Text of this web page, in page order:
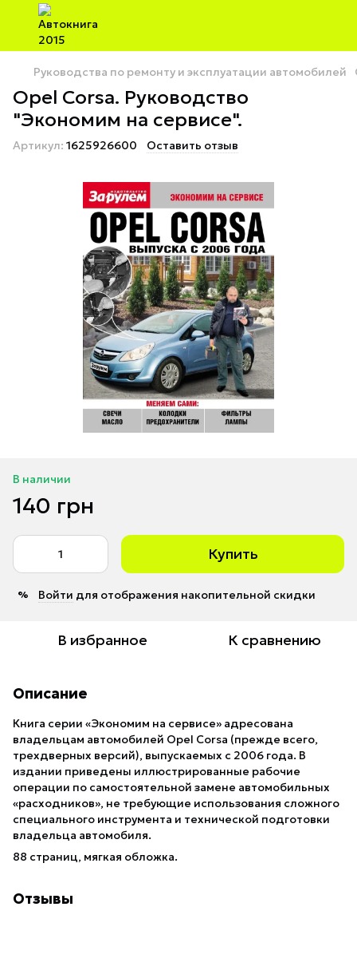
Руководства по ремонту и эксплуатации автомобилей
Opel Corsa. Руководство
"Экономим на сервисе".
Артикул: 1625926600 Оставить отзыв
В наличии
140 грн
Купить
% Войти для отображения накопительной скидки
В избранное К сравнению
Описание
Книга серии «Экономим на сервисе» адресована
владельцам автомобилей Opel Corsa (прежде всего,
трехдверных версий), выпускаемых с 2006 года. В
издании приведены иллюстрированные рабочие
операции по самостоятельной замене автомобильных
«расходников», не требующие использования сложного
специального инструмента и технической подготовки
владельца автомобиля.
88 страниц, мягкая обложка.
Отзывы